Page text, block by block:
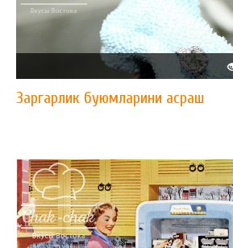
Заргарлик буюмларини асраш